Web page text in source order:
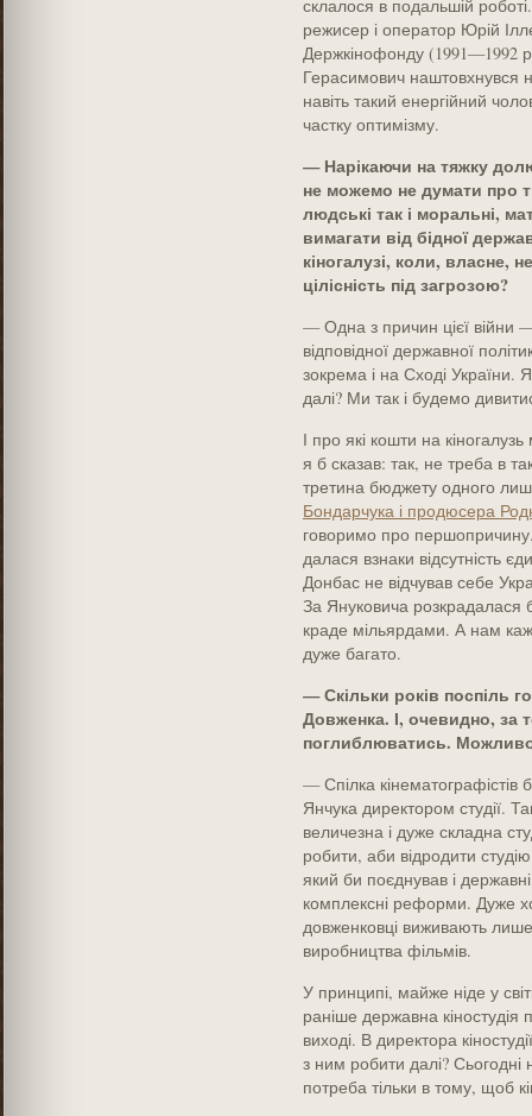
склалося в подальшій
режисер і оператор Юрій
Держкінофонду (1991—1992
Герасимович наштовхнувся
навіть такий енергійний
частку оптимізму.
— Нарікаючи на тяжку
не можемо не думати про
людські так і моральні,
вимагати від бідної
кіногалузі, коли, власне,
цілісність під загрозою?
— Одна з причин цієї війни
відповідної державної
зокрема і на Сході України.
далі? Ми так і будемо
І про які кошти на
я б сказав: так, не треба в
третина бюджету одного
Бондарчука і продюсера
говоримо про
далася взнаки відсутність
Донбас не відчував себе
За Януковича розкрадалася
краде мільярдами. А нам
дуже багато.
— Скільки років поспіль
Довженка. І, очевидно, за
поглиблюватись.
— Спілка
Янчука директором студії.
величезна і дуже складна
робити, аби відродити
який би поєднував і
комплексні реформи. Дуже
довженковці виживають
виробництва фільмів.
У принципі, майже ніде у
раніше державна
виході. В директора
з ним робити далі?
потреба тільки в тому, щоб